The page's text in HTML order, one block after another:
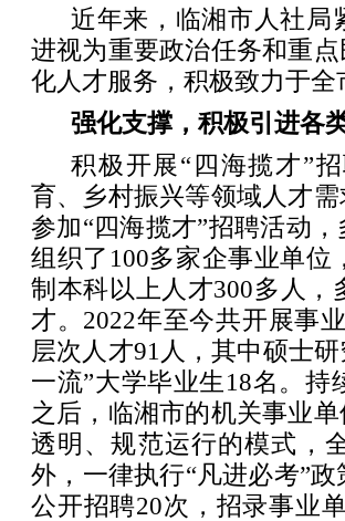
近年来，临湘市人社局
进视为重要政治任务和重
化人才服务，积极致力于
强化支撑，积极引进各
积极开展“四海揽才”
育、乡村振兴等领域人才
参加“四海揽才”招聘活动
组织了100多家企事业单位
制本科以上人才300多人
才。2022年至今共开展事
层次人才91人，其中硕士
一流”大学毕业生18名。持
之后，临湘市的机关事业
透明、规范运行的模式，
外，一律执行“凡进必考”
公开招聘20次，招录事业